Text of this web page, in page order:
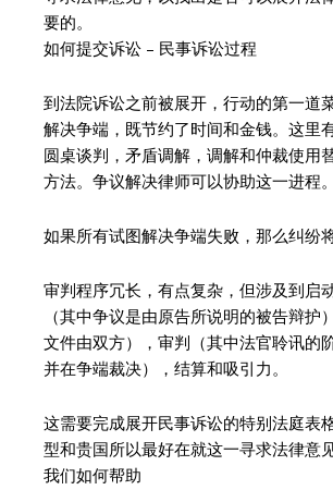
要的。
如何提交诉讼 – 民事诉讼过程
到法院诉讼之前被展开，行动的第一道
解决争端，既节约了时间和金钱。这里
圆桌谈判，矛盾调解，调解和仲裁使用
方法。争议解决律师可以协助这一进程。
如果所有试图解决争端失败，那么纠纷
审判程序冗长，有点复杂，但涉及到启
（其中争议是由原告所说明的被告辩护
文件由双方），审判（其中法官聆讯的
并在争端裁决），结算和吸引力。
这需要完成展开民事诉讼的特别法庭表
型和贵国所以最好在就这一寻求法律意
我们如何帮助